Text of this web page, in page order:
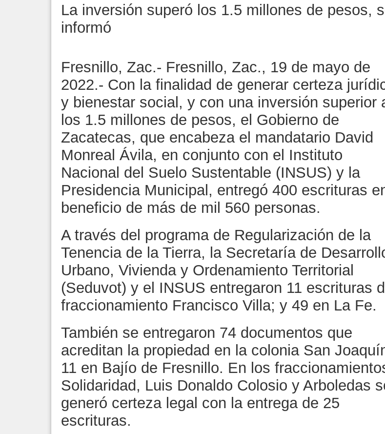
La inversión superó los 1.5 millones de pesos,
informó
Fresnillo, Zac.- Fresnillo, Zac., 19 de mayo de
2022.- Con la finalidad de generar certeza
y bienestar social, y con una inversión superior
los 1.5 millones de pesos, el Gobierno de
Zacatecas, que encabeza el mandatario David
Monreal Ávila, en conjunto con el Instituto
Nacional del Suelo Sustentable (INSUS) y la
Presidencia Municipal, entregó 400 escrituras
beneficio de más de mil 560 personas.
A través del programa de Regularización de la
Tenencia de la Tierra, la Secretaría de
Urbano, Vivienda y Ordenamiento Territorial
(Seduvot) y el INSUS entregaron 11 escrituras
fraccionamiento Francisco Villa; y 49 en La Fe.
También se entregaron 74 documentos que
acreditan la propiedad en la colonia San
11 en Bajío de Fresnillo. En los
Solidaridad, Luis Donaldo Colosio y Arboledas
generó certeza legal con la entrega de 25
escrituras.